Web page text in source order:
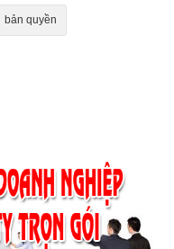
bản quyền